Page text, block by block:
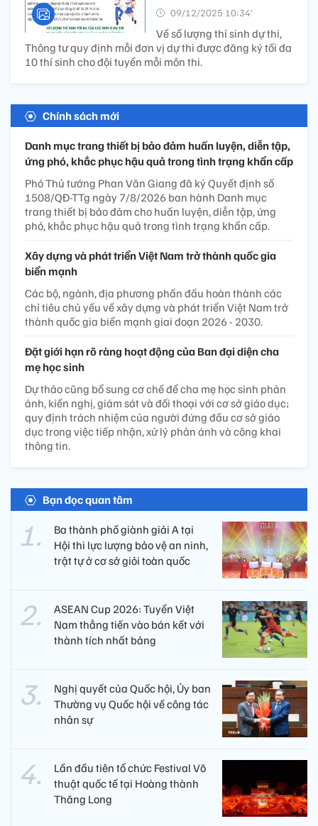
09/12/2025 10:34’
Về số lượng thí sinh dự thi,
Thông tư quy định mỗi đơn vị dự thi được đăng ký tối đa
10 thí sinh cho đội tuyển mỗi môn thi.
Chính sách mới
Danh mục trang thiết bị bảo đảm huấn luyện, diễn tập,
ứng phó, khắc phục hậu quả trong tình trạng khẩn cấp
Phó Thủ tướng Phan Văn Giang đã ký Quyết định số
1508/QĐ-TTg ngày 7/8/2026 ban hành Danh mục
trang thiết bị bảo đảm cho huấn luyện, diễn tập, ứng
phó, khắc phục hậu quả trong tình trạng khẩn cấp.
Xây dựng và phát triển Việt Nam trở thành quốc gia
biển mạnh
Các bộ, ngành, địa phương phấn đấu hoàn thành các
chỉ tiêu chủ yếu về xây dựng và phát triển Việt Nam trở
thành quốc gia biển mạnh giai đoạn 2026 - 2030.
Đặt giới hạn rõ ràng hoạt động của Ban đại diện cha
mẹ học sinh
Dự thảo cũng bổ sung cơ chế để cha mẹ học sinh phản
ánh, kiến nghị, giám sát và đối thoại với cơ sở giáo dục;
quy định trách nhiệm của người đứng đầu cơ sở giáo
dục trong việc tiếp nhận, xử lý phản ánh và công khai
thông tin.
Bạn đọc quan tâm
Ba thành phố giành giải A tại
Hội thi lực lượng bảo vệ an ninh,
trật tự ở cơ sở giỏi toàn quốc
ASEAN Cup 2026: Tuyển Việt
Nam thẳng tiến vào bán kết với
thành tích nhất bảng
Nghị quyết của Quốc hội, Ủy ban
Thường vụ Quốc hội về công tác
nhân sự
Lần đầu tiên tổ chức Festival Võ
thuật quốc tế tại Hoàng thành
Thăng Long